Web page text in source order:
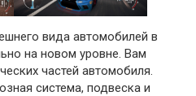
вида автомобилей в
на новом уровне. Вам
частей автомобиля.
система, подвеска и